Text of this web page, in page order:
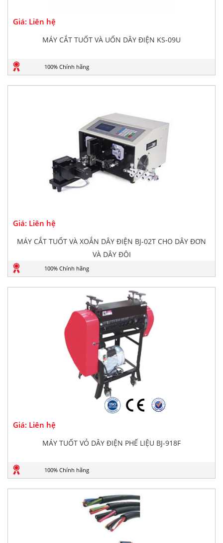
Giá: Liên hệ
MÁY CẮT TUỐT VÀ UỐN DÂY ĐIỆN KS-09U
100% Chính hãng
Giá: Liên hệ
MÁY CẮT TUỐT VÀ XOẮN DÂY ĐIỆN BJ-02T CHO DÂY ĐƠN
VÀ DÂY ĐÔI
100% Chính hãng
Giá: Liên hệ
MÁY TUỐT VỎ DÂY ĐIỆN PHẾ LIỆU BJ-918F
100% Chính hãng